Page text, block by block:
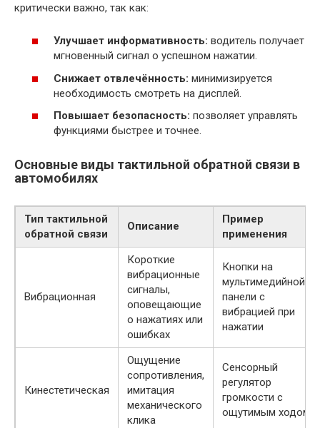
критически важно, так как:
Улучшает информативность: водитель получает
мгновенный сигнал о успешном нажатии.
Снижает отвлечённость: минимизируется
необходимость смотреть на дисплей.
Повышает безопасность: позволяет управлять
функциями быстрее и точнее.
Основные виды тактильной обратной связи в
автомобилях
Тип тактильной
обратной связи
Описание
Пример
применения
Вибрационная
Короткие
вибрационные
сигналы,
оповещающие
о нажатиях или
ошибках
Кнопки на
мультимедийной
панели с
вибрацией при
нажатии
Кинестетическая
Ощущение
сопротивления,
имитация
механического
клика
Сенсорный
регулятор
громкости с
ощутимым ходом